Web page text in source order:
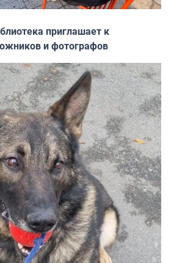
приглашает к
и фотографов